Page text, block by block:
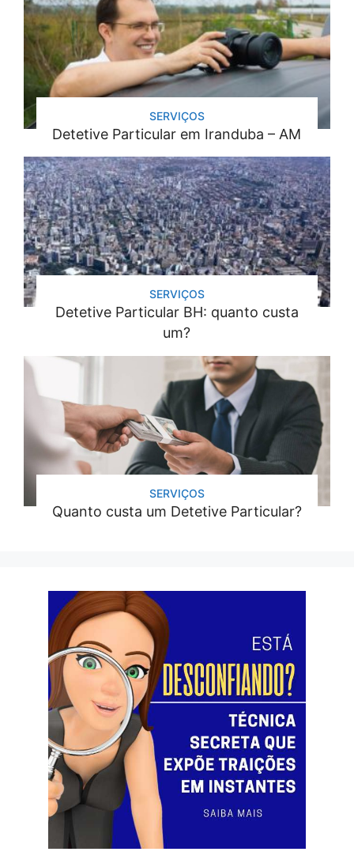
SERVIÇOS
Detetive Particular em Iranduba – AM
SERVIÇOS
Detetive Particular BH: quanto custa
um?
SERVIÇOS
Quanto custa um Detetive Particular?